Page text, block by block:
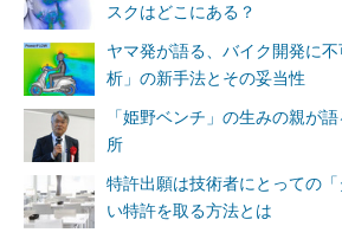
スクはどこにある？
ヤマ発が語る、バイク開発に
析」の新手法とその妥当性
「姫野ベンチ」の生みの親が
所
特許出願は技術者にとっての
い特許を取る方法とは